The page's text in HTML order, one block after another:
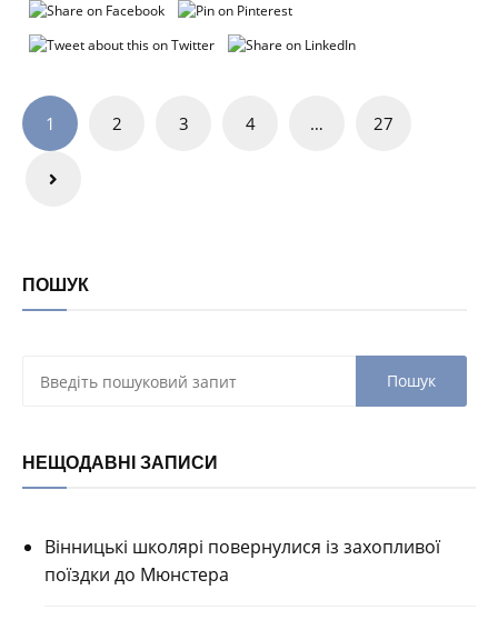
ПОШУК
НЕЩОДАВНІ ЗАПИСИ
Вінницькі школярі повернулися із захопливої
поїздки до Мюнстера
Навігація
записів
1 2 3 4 … 27